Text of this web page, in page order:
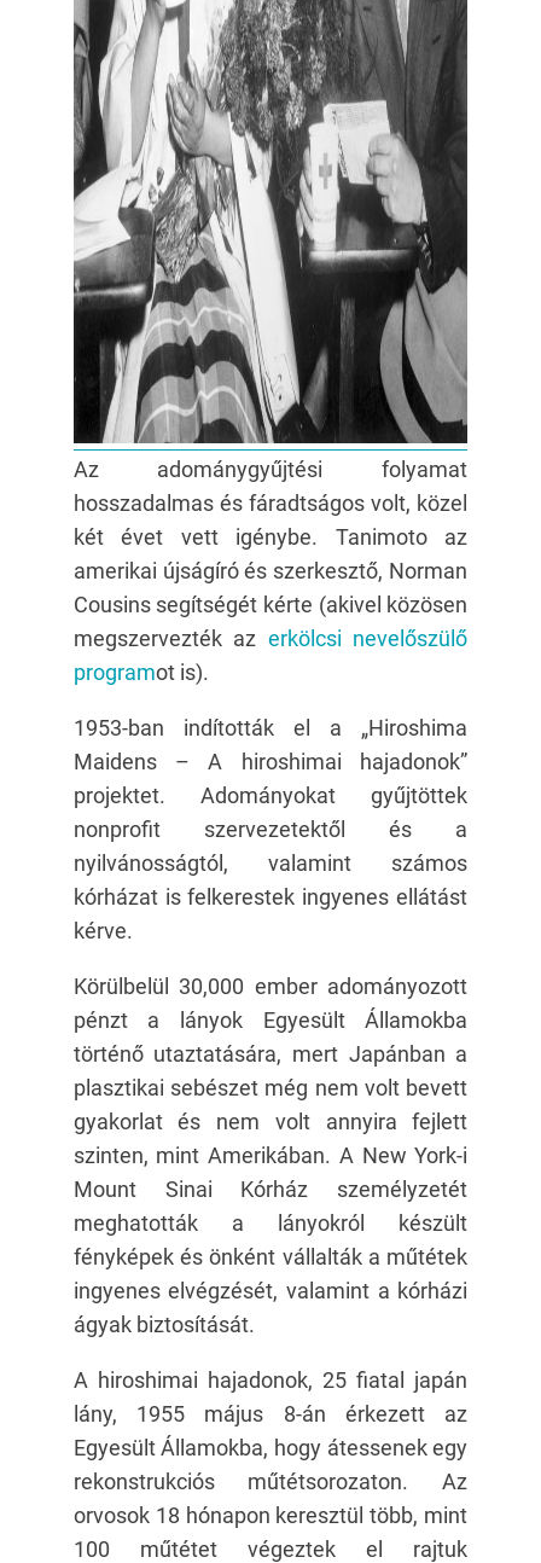
Az adománygyűjtési folyamat
hosszadalmas és fáradtságos volt, közel
két évet vett igénybe. Tanimoto az
amerikai újságíró és szerkesztő, Norman
Cousins segítségét kérte (akivel közösen
megszervezték az erkölcsi nevelőszülő
programot is).
1953-ban indították el a „Hiroshima
Maidens – A hiroshimai hajadonok”
projektet. Adományokat gyűjtöttek
nonprofit szervezetektől és a
nyilvánosságtól, valamint számos
kórházat is felkerestek ingyenes ellátást
kérve.
Körülbelül 30,000 ember adományozott
pénzt a lányok Egyesült Államokba
történő utaztatására, mert Japánban a
plasztikai sebészet még nem volt bevett
gyakorlat és nem volt annyira fejlett
szinten, mint Amerikában. A New York-i
Mount Sinai Kórház személyzetét
meghatották a lányokról készült
fényképek és önként vállalták a műtétek
ingyenes elvégzését, valamint a kórházi
ágyak biztosítását.
A hiroshimai hajadonok, 25 fiatal japán
lány, 1955 május 8-án érkezett az
Egyesült Államokba, hogy átessenek egy
rekonstrukciós műtétsorozaton. Az
orvosok 18 hónapon keresztül több, mint
100 műtétet végeztek el rajtuk